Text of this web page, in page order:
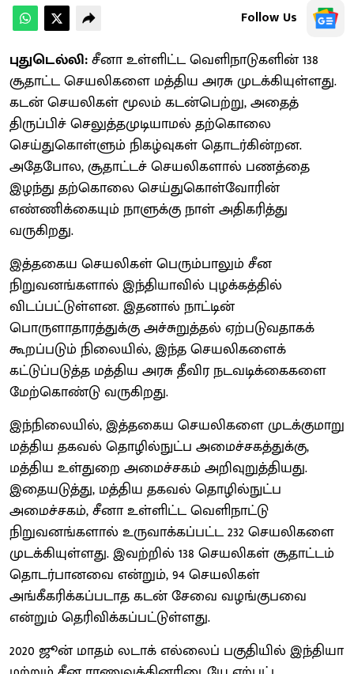
Follow Us
புதுடெல்லி:சீனா உள்ளிட்ட வெளிநாடுகளின் 138
சூதாட்ட செயலிகளை மத்திய அரசு முடக்கியுள்ளது.
கடன் செயலிகள் மூலம் கடன்பெற்று, அதைத்
திருப்பிச் செலுத்தமுடியாமல் தற்கொலை
செய்துகொள்ளும் நிகழ்வுகள் தொடர்கின்றன.
அதேபோல, சூதாட்டச் செயலிகளால் பணத்தை
இழந்து தற்கொலை செய்துகொள்வோரின்
எண்ணிக்கையும் நாளுக்கு நாள் அதிகரித்து
வருகிறது.
இத்தகைய செயலிகள் பெரும்பாலும் சீன
நிறுவனங்களால் இந்தியாவில் புழக்கத்தில்
விடப்பட்டுள்ளன. இதனால் நாட்டின்
பொருளாதாரத்துக்கு அச்சுறுத்தல் ஏற்படுவதாகக்
கூறப்படும் நிலையில், இந்த செயலிகளைக்
கட்டுப்படுத்த மத்திய அரசு தீவிர நடவடிக்கைகளை
மேற்கொண்டு வருகிறது.
இந்நிலையில், இத்தகைய செயலிகளை முடக்குமாறு
மத்திய தகவல் தொழில்நுட்ப அமைச்சகத்துக்கு,
மத்திய உள்துறை அமைச்சகம் அறிவுறுத்தியது.
இதையடுத்து, மத்திய தகவல் தொழில்நுட்ப
அமைச்சகம், சீனா உள்ளிட்ட வெளிநாட்டு
நிறுவனங்களால் உருவாக்கப்பட்ட 232 செயலிகளை
முடக்கியுள்ளது. இவற்றில் 138 செயலிகள் சூதாட்டம்
தொடர்பானவை என்றும், 94 செயலிகள்
அங்கீகரிக்கப்படாத கடன் சேவை வழங்குபவை
என்றும் தெரிவிக்கப்பட்டுள்ளது.
2020 ஜூன் மாதம் லடாக் எல்லைப் பகுதியில் இந்தியா